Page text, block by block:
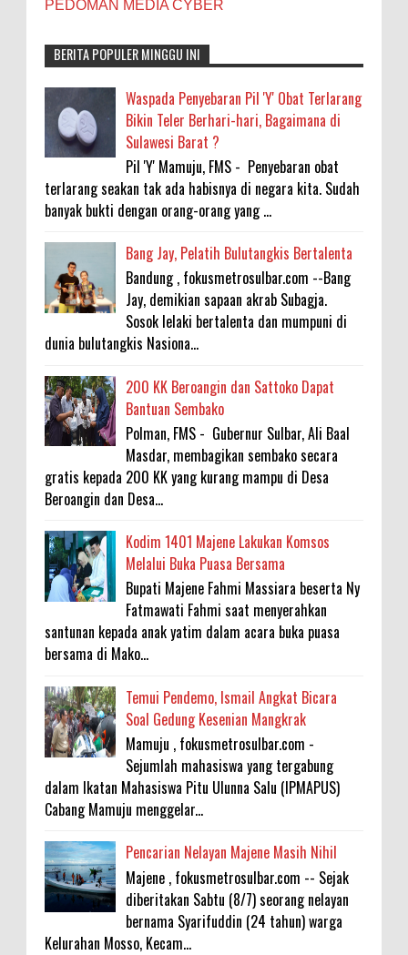
PEDOMAN MEDIA CYBER
BERITA POPULER MINGGU INI
Waspada Penyebaran Pil 'Y' Obat Terlarang
Bikin Teler Berhari-hari, Bagaimana di
Sulawesi Barat ?
Pil 'Y' Mamuju, FMS - Penyebaran obat
terlarang seakan tak ada habisnya di negara kita. Sudah
banyak bukti dengan orang-orang yang ...
Bang Jay, Pelatih Bulutangkis Bertalenta
Bandung , fokusmetrosulbar.com --Bang
Jay, demikian sapaan akrab Subagja.
Sosok lelaki bertalenta dan mumpuni di
dunia bulutangkis Nasiona...
200 KK Beroangin dan Sattoko Dapat
Bantuan Sembako
Polman, FMS - Gubernur Sulbar, Ali Baal
Masdar, membagikan sembako secara
gratis kepada 200 KK yang kurang mampu di Desa
Beroangin dan Desa...
Kodim 1401 Majene Lakukan Komsos
Melalui Buka Puasa Bersama
Bupati Majene Fahmi Massiara beserta Ny
Fatmawati Fahmi saat menyerahkan
santunan kepada anak yatim dalam acara buka puasa
bersama di Mako...
Temui Pendemo, Ismail Angkat Bicara
Soal Gedung Kesenian Mangkrak
Mamuju , fokusmetrosulbar.com -
Sejumlah mahasiswa yang tergabung
dalam Ikatan Mahasiswa Pitu Ulunna Salu (IPMAPUS)
Cabang Mamuju menggelar...
Pencarian Nelayan Majene Masih Nihil
Majene , fokusmetrosulbar.com -- Sejak
diberitakan Sabtu (8/7) seorang nelayan
bernama Syarifuddin (24 tahun) warga
Kelurahan Mosso, Kecam...